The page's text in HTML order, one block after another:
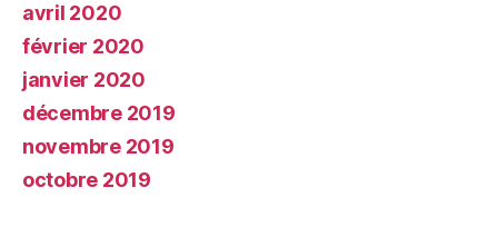
avril 2020
février 2020
janvier 2020
décembre 2019
novembre 2019
octobre 2019